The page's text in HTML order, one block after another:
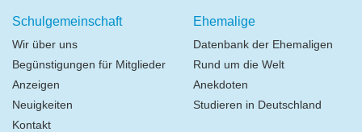
Schulgemeinschaft
Wir über uns
Begünstigungen für Mitglieder
Anzeigen
Neuigkeiten
Kontakt
Ehemalige
Datenbank der Ehemaligen
Rund um die Welt
Anekdoten
Studieren in Deutschland